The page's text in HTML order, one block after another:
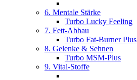
6. Mentale Stärke
Turbo Lucky Feeling
7. Fett-Abbau
Turbo Fat-Burner Plus
8. Gelenke & Sehnen
Turbo MSM-Plus
9. Vital-Stoffe